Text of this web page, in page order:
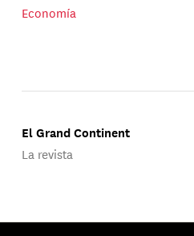
Economía
El Grand Continent
La revista